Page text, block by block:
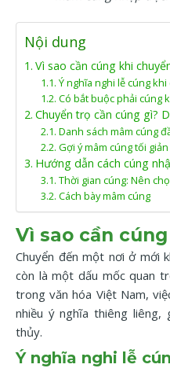
Nội dung
Vì sao cần cúng khi
Ý nghĩa nghi lễ cúng
Có bắt buộc phải cúng
Chuyển trọ cần cúng gì?
Danh sách mâm cúng
Gợi ý mâm cúng tối
Hướng dẫn cách cúng
Thời gian cúng: Nên
Cách bày mâm cúng
Vì sao cần
Chuyển đến một nơi ở mới
còn là một dấu mốc quan
trong văn hóa Việt Nam,
nhiều ý nghĩa thiêng liêng,
thủy.
Ý nghĩa nghi lễ